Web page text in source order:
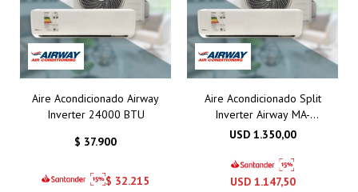
Aire Acondicionado Airway
Inverter 24000 BTU
$ 37.900
$ 32.215
Aire Acondicionado Split
Inverter Airway MA-
30CHSAI2 30000 BTU
USD 1.350,00
USD 1.147,50